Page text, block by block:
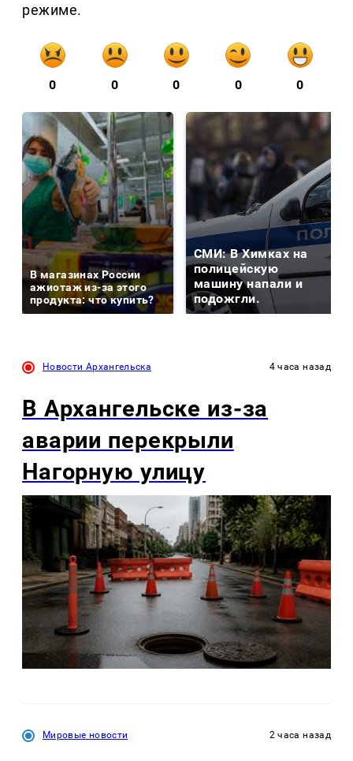
режиме.
0 0 0 0 0
В магазинах России
ажиотаж из-за этого
продукта: что купить?
СМИ: В Химках на
полицейскую
машину напали и
подожгли.
Новости Архангельска 4 часа назад
В Архангельске из-за
аварии перекрыли
Нагорную улицу
Мировые новости 2 часа назад